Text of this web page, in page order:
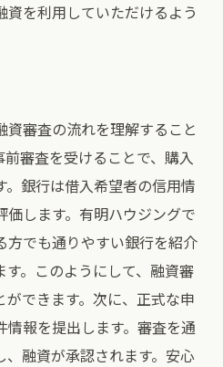
資を利用していただけるよう
審査の流れを理解すること
審査を受けることで、購入
銀行は借入希望者の信用情
します。有明ハウジングで
方でも通りやすい銀行を紹介
。このようにして、融資審
できます。次に、正式な申
報を提出します。審査を通
融資が承認されます。安心